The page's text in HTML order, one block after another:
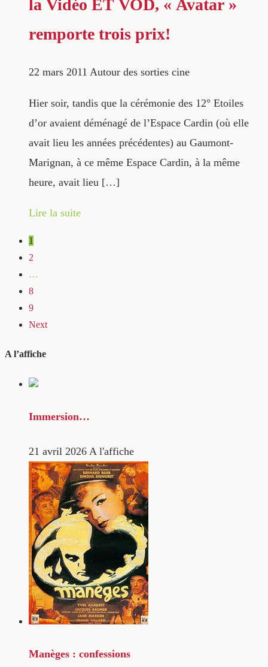
la Vidéo ET VOD, « Avatar »
remporte trois prix!
22 mars 2011 Autour des sorties cine
Hier soir, tandis que la cérémonie des 12° Etoiles
d’or avaient déménagé de l’Espace Cardin (où elle
avait lieu les années précédentes) au Gaumont-
Marignan, à ce même Espace Cardin, à la même
heure, avait lieu […]
Lire la suite
1
2
…
8
9
Next
A l’affiche
Immersion…
21 avril 2026 A l'affiche
Manèges : confessions